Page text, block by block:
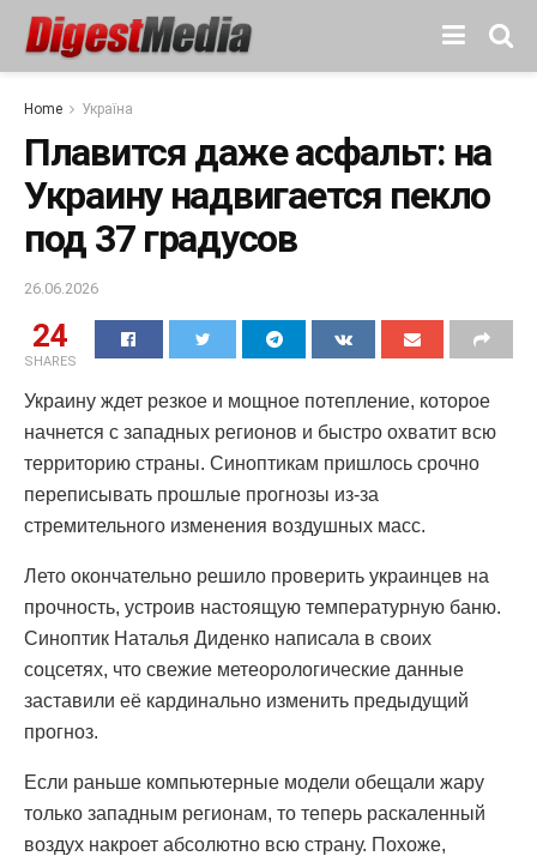
Home Україна
Плавится даже асфальт: на
Украину надвигается пекло
под 37 градусов
26.06.2026
24
SHARES
Украину ждет резкое и мощное потепление, которое
начнется с западных регионов и быстро охватит всю
территорию страны. Синоптикам пришлось срочно
переписывать прошлые прогнозы из-за
стремительного изменения воздушных масс.
Лето окончательно решило проверить украинцев на
прочность, устроив настоящую температурную баню.
Синоптик Наталья Диденко написала в своих
соцсетях, что свежие метеорологические данные
заставили её кардинально изменить предыдущий
прогноз.
Если раньше компьютерные модели обещали жару
только западным регионам, то теперь раскаленный
воздух накроет абсолютно всю страну. Похоже,